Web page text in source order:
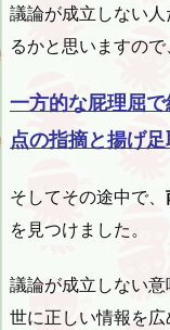
議論が成立しない
るかと思いますの
一方的な屁理屈
点の指摘と揚げ
そしてその途中で、
を見つけました。
議論が成立しない
世に正しい情報を